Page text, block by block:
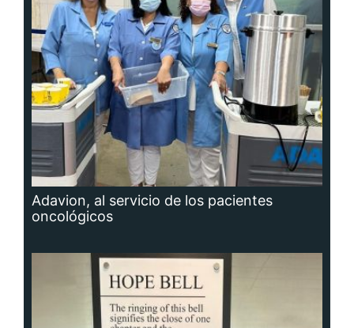
Adavion, al servicio de los pacientes
oncológicos